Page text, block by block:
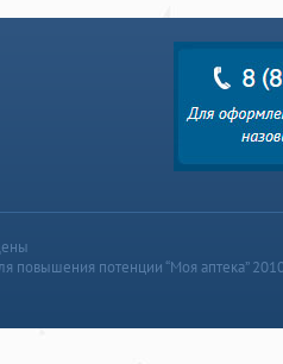
повышения потенции “Моя аптека”